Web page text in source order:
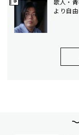
歌人・
より自由